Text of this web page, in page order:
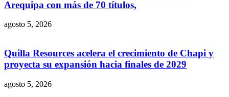
Arequipa con más de 70 títulos,
agosto 5, 2026
Quilla Resources acelera el crecimiento de Chapi y
proyecta su expansión hacia finales de 2029
agosto 5, 2026